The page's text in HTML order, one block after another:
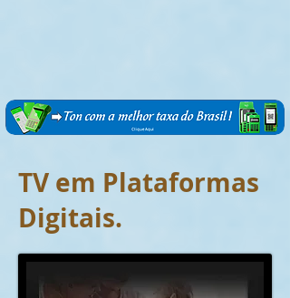
TV em Plataformas
Digitais.